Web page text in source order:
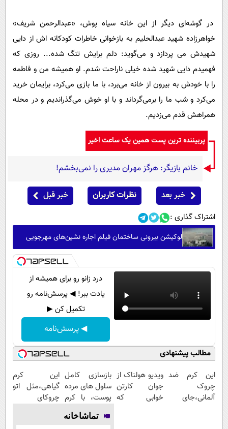
در گوشه‌ای دیگر از این خانه سیاه پوش، «عبدالرحمن شریف»
خواهرزاده شهید عبدالحلیم به بازخوانی خاطرات کودکانه اش از دایی
شهیدش می پردازد و می‌گوید: دلم برایش تنگ شده... روزی که
فهمیدم دایی شهید شده خیلی ناراحت شدم. او همیشه من و فاطمه
را با خودش به بیرون از خانه می‌برد، با ما بازی می‌کرد، برایمان خرید
می‌کرد و شب ما را برمی‌گرداند و با او خوش می‌گذراندیم و در محله
همراهش قدم می‌زدیم.
پربیننده ترین پست همین یک ساعت اخیر
خانم بازیگر: هرگز مهران مدیری را نمی‌بخشم!
خبر بعد نظرات کاربران خبر قبل
اشتراک گذاری :
لوکیشن بیرونی ساختمان فیلم اجاره نشین‌های مهرجویی
درد زانو رو برای همیشه از
یادت ببر! ◀ پرسش‌نامه رو
تکمیل کن ▶
◀ پرسش‌نامه
مطالب پیشنهادی
این کرم ضد
چروک
آلمانی،جای
ویدیو هولناک از
جوان کارتن
خوابی که
بازسازی کامل
سلول های مرده
پوست، با کرم
جوانساز
جلبک(50%
این کرم
گیاهی،مثل اتو
چروکای
تماشاخانه